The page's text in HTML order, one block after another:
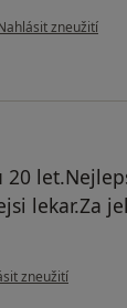
názoruzneužití
20
lekar.Za
uživatele
zneužití